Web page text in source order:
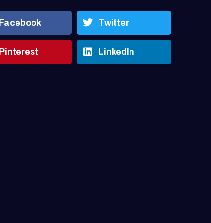
Facebook Twitter
Pinterest LinkedIn